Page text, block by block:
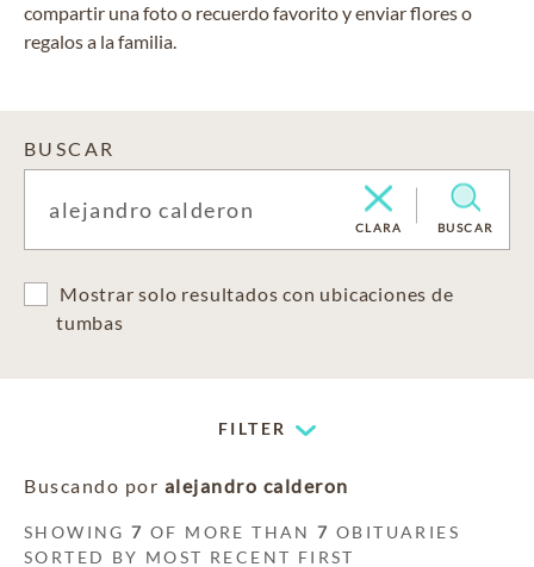
compartir una foto o recuerdo favorito y enviar flores o
regalos a la familia.
BUSCAR
CLARA BUSCAR
Mostrar solo resultados con ubicaciones de
tumbas
FILTER
Buscando por alejandro calderon
SHOWING7 OF MORE THAN7 OBITUARIES
SORTED BY MOST RECENT FIRST